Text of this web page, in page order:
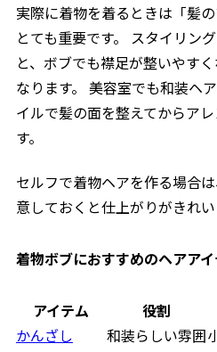
実際に着物を着るときは「髪
とても重要です。 スタイリン
と、ボブでも襟足が整いやす
なります。 美容室でも和装ヘ
イルで髪の面を整えてからア
す。
セルフで着物ヘアを作る場合
意しておくと仕上がりがきれい
着物ボブにおすすめのヘアア
アイテム 役割
かんざし
和装らしい雰囲